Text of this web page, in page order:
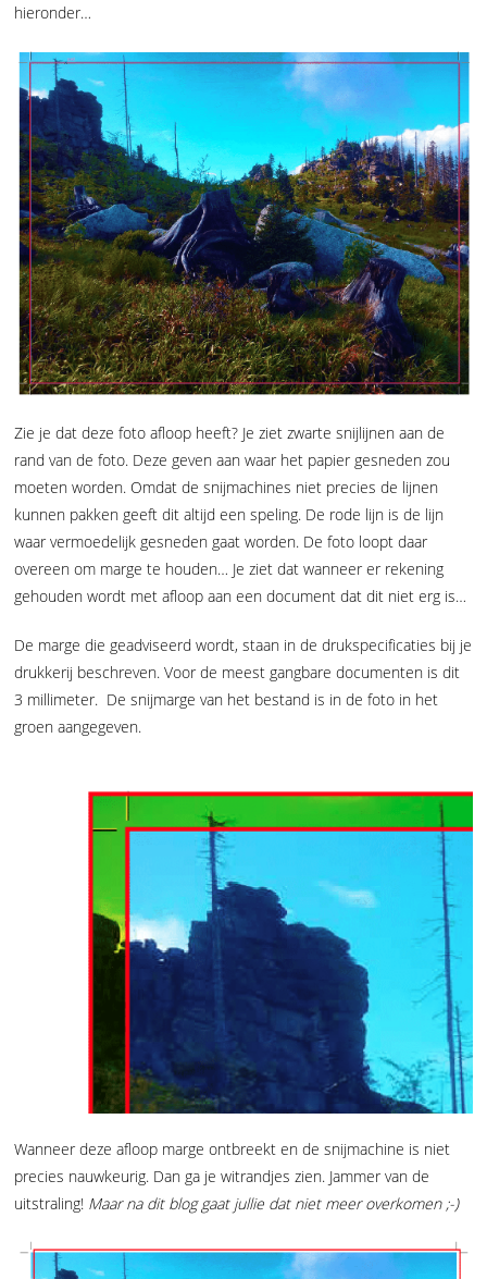
hieronder…
Zie je dat deze foto afloop heeft? Je ziet zwarte snijlijnen aan de
rand van de foto. Deze geven aan waar het papier gesneden zou
moeten worden. Omdat de snijmachines niet precies de lijnen
kunnen pakken geeft dit altijd een speling. De rode lijn is de lijn
waar vermoedelijk gesneden gaat worden. De foto loopt daar
overeen om marge te houden… Je ziet dat wanneer er rekening
gehouden wordt met afloop aan een document dat dit niet erg is…
De marge die geadviseerd wordt, staan in de drukspecificaties bij je
drukkerij beschreven. Voor de meest gangbare documenten is dit
3 millimeter. De snijmarge van het bestand is in de foto in het
groen aangegeven.
Wanneer deze afloop marge ontbreekt en de snijmachine is niet
precies nauwkeurig. Dan ga je witrandjes zien. Jammer van de
uitstraling! Maar na dit blog gaat jullie dat niet meer overkomen ;-)